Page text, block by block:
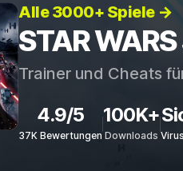
Alle 3000+ Spiele →
STAR
Trainer und Cheats
4.9/5
37K Bewertungen
100K+
Downloads